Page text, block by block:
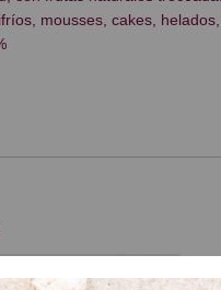
mousses, cakes,